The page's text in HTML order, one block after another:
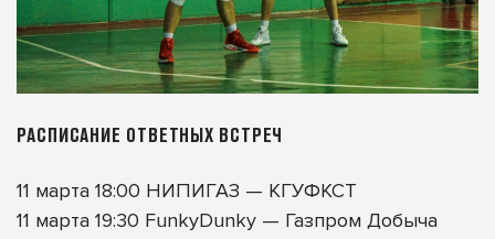
РАСПИСАНИЕ ОТВЕТНЫХ ВСТРЕЧ
11 марта 18:00 НИПИГАЗ — КГУФКСТ
11 марта 19:30 FunkyDunky — Газпром Добыча